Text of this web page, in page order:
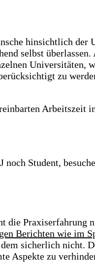
hinsichtlich
selbst
Universitäten,
zu
Arbeitszeit
Student,
die Praxiserfahrung
Berichten wie im
sicherlich nicht.
Aspekte zu